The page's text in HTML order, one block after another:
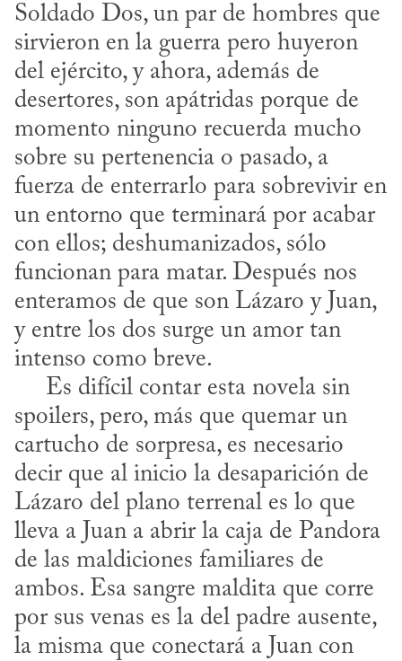
Soldado Dos, un par de hombres que
sirvieron en la guerra pero huyeron
del ejército, y ahora, además de
desertores, son apátridas porque de
momento ninguno recuerda mucho
sobre su pertenencia o pasado, a
fuerza de enterrarlo para sobrevivir en
un entorno que terminará por acabar
con ellos; deshumanizados, sólo
funcionan para matar. Después nos
enteramos de que son Lázaro y Juan,
y entre los dos surge un amor tan
intenso como breve.
spoilers, pero, más que quemar un
cartucho de sorpresa, es necesario
decir que al inicio la desaparición de
Lázaro del plano terrenal es lo que
lleva a Juan a abrir la caja de Pandora
de las maldiciones familiares de
ambos. Esa sangre maldita que corre
por sus venas es la del padre ausente,
la misma que conectará a Juan con